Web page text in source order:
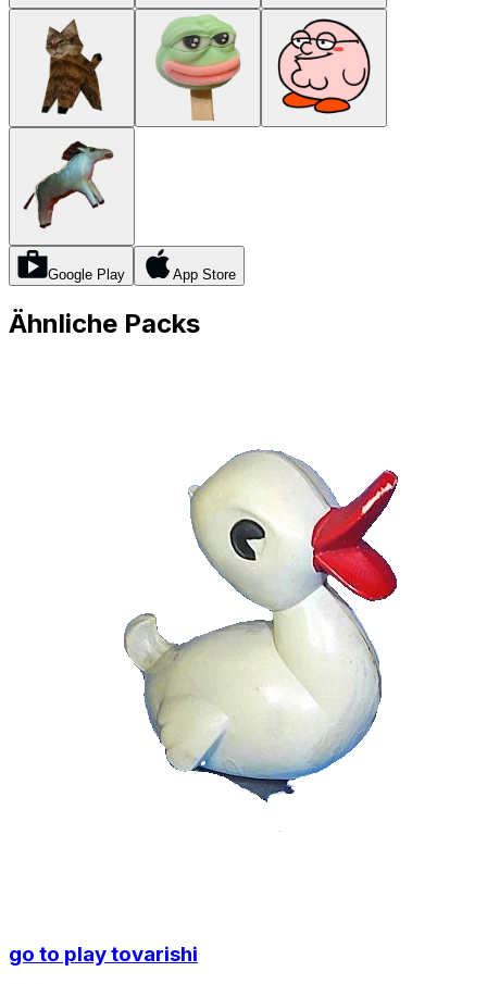
Google Play App Store
Ähnliche Packs
go to play tovarishi